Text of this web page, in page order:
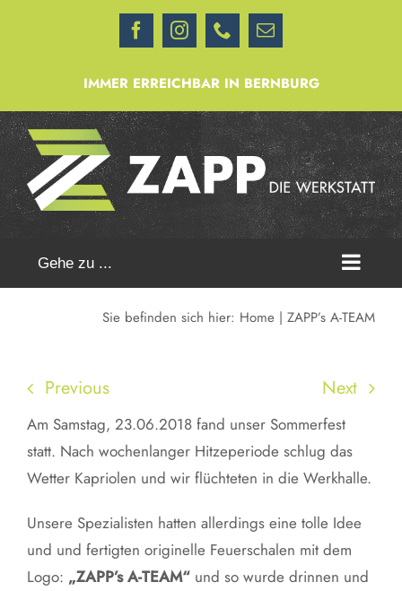
FacebookInstagramTelefon
E-
IMMER ERREICHBAR IN BERNBURG
Gehe zu ...
Sie befinden sich hier: Home ZAPP’s A-TEAM
Previous Next
Am Samstag, 23.06.2018 fand unser Sommerfest
statt. Nach wochenlanger Hitzeperiode schlug das
Wetter Kapriolen und wir flüchteten in die Werkhalle.
Unsere Spezialisten hatten allerdings eine tolle Idee
und und fertigten originelle Feuerschalen mit dem
Logo: „ZAPP’s A-TEAM“und so wurde drinnen und